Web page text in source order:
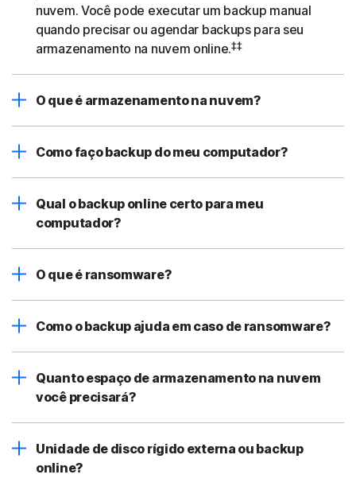
nuvem. Você pode executar um backup manual
quando precisar ou agendar backups para seu
armazenamento na nuvem online.‡‡
O que é armazenamento na nuvem?
Como faço backup do meu computador?
Qual o backup online certo para meu
computador?
O que é ransomware?
Como o backup ajuda em caso de ransomware?
Quanto espaço de armazenamento na nuvem
você precisará?
Unidade de disco rígido externa ou backup
online?